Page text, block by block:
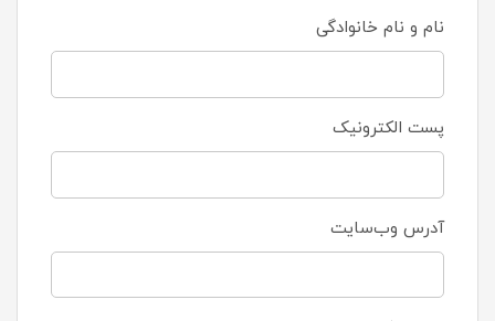
نام و نام خانوادگی
پست الکترونیک
آدرس وب‌سایت